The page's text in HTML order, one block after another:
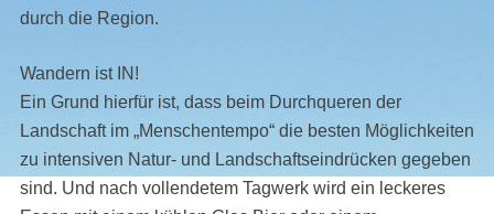
durch die Region.
Wandern ist IN!
Ein Grund hierfür ist, dass beim Durchqueren der
Landschaft im „Menschentempo“ die besten Möglichkeiten
zu intensiven Natur- und Landschaftseindrücken gegeben
sind. Und nach vollendetem Tagwerk wird ein leckeres